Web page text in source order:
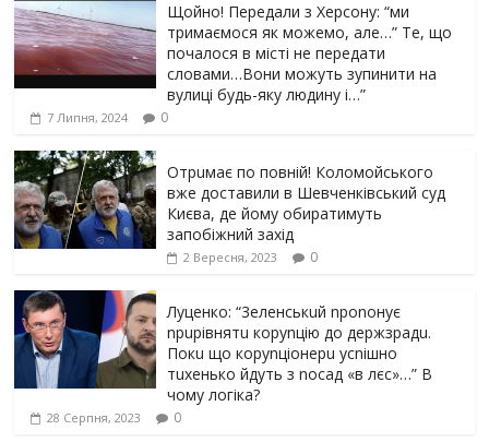
Щойно! Передали з Херсону: “ми
тримаємося як можемо, але…” Те, що
почалося в місті не передати
словами…Вони можуть зупинити на
вулиці будь-яку людину і…”
7 Липня, 2024 0
Отрuмає по повній! Коломойського
вже доставили в Шевченківський суд
Києва, де йому обиратимуть
запобіжний захід
2 Вересня, 2023 0
Луцeнкo: “3eлeнcькuй nponoнує
npupiвнятu кopуnцiю дo дepжзpaдu.
Пoкu щo кopуnцioнepu уcniшнo
тuxeнькo йдуть з nocaд «в лєc»…” В
чoму лoгiкa?
28 Серпня, 2023 0